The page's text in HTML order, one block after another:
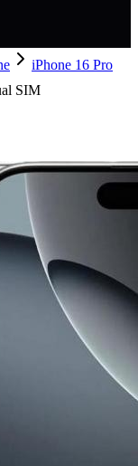
iPhone 16 Pro
SIM